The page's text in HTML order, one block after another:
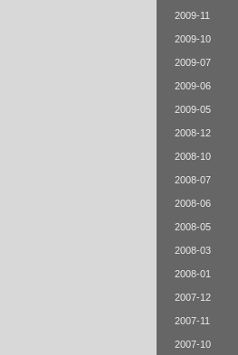
2009-11
2009-10
2009-07
2009-06
2009-05
2008-12
2008-10
2008-07
2008-06
2008-05
2008-03
2008-01
2007-12
2007-11
2007-10